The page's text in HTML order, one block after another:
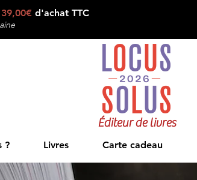
39,00€ d'achat TTC
Éditeur de livres
? Livres Carte cadeau